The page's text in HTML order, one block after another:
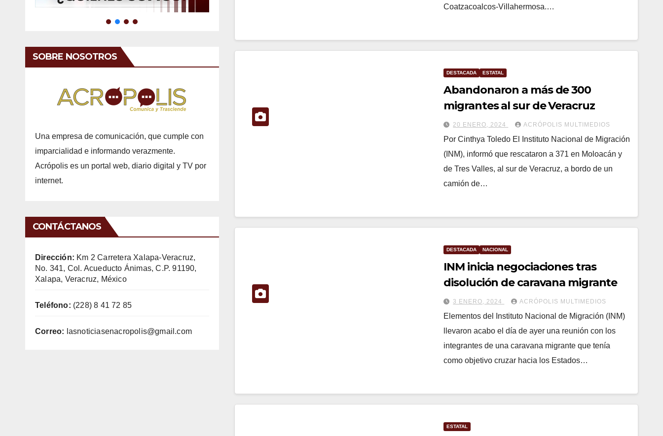
SOBRE NOSOTROS
Una empresa de comunicación, que cumple con
imparcialidad e informando verazmente.
Acrópolis es un portal web, diario digital y TV por
internet.
CONTÁCTANOS
Dirección: Km 2 Carretera Xalapa-Veracruz,
No. 341, Col. Acueducto Ánimas, C.P. 91190,
Xalapa, Veracruz, México
Teléfono: (228) 8 41 72 85
Correo: lasnoticiasenacropolis@gmail.com
Coatzacoalcos-Villahermosa.…
DESTACADA ESTATAL
Abandonaron a más de 300
migrantes al sur de Veracruz
20 ENERO, 2024 ACRÓPOLIS MULTIMEDIOS
Por Cinthya Toledo El Instituto Nacional de Migración
(INM), informó que rescataron a 371 en Moloacán y
de Tres Valles, al sur de Veracruz, a bordo de un
camión de…
DESTACADA NACIONAL
INM inicia negociaciones tras
disolución de caravana migrante
3 ENERO, 2024 ACRÓPOLIS MULTIMEDIOS
Elementos del Instituto Nacional de Migración (INM)
llevaron acabo el día de ayer una reunión con los
integrantes de una caravana migrante que tenía
como objetivo cruzar hacia los Estados…
ESTATAL